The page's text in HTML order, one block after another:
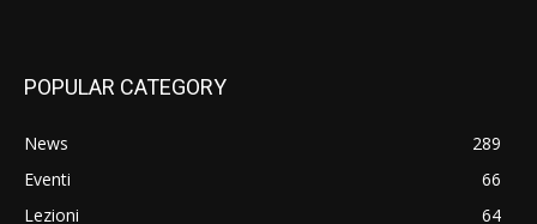
POPULAR CATEGORY
News
289
Eventi
66
Lezioni
64